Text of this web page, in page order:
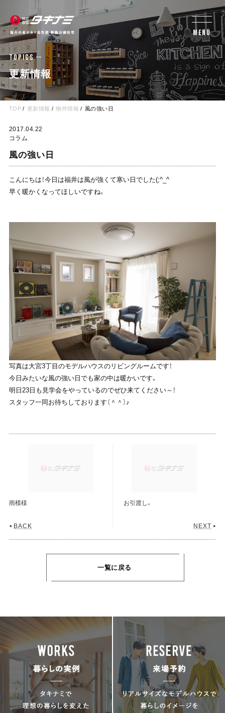
MENU
TOPICS
更新情報
TOP 更新情報 物件情報 風の強い日
2017.04.22
コラム
風の強い日
こんにちは！今日は福井は風が強くて寒い日でした(;^_^
早く暖かくなってほしいですね。
写真は大宮3丁目のモデルハウスのリビングルームです！
今日みたいな風の強い日でも家の中は暖かいです。
明日23日も見学会をやっているのでぜひ来てください～！
スタッフ一同お待ちしております（＾＾）♪
雨模様
BACK
お引渡し。
NEXT
一覧に戻る